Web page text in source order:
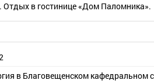
в гостинице «Дом Паломника».
в Благовещенском кафедральном